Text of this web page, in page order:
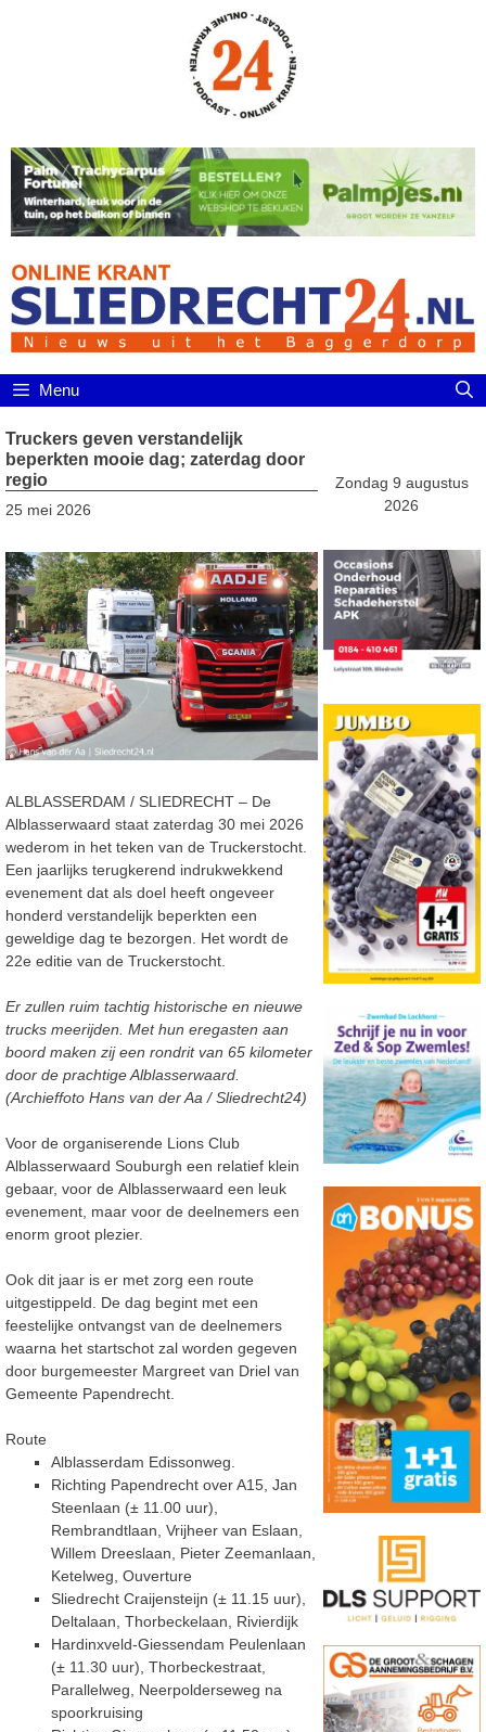
Menu
Truckers geven verstandelijk
beperkten mooie dag; zaterdag door
regio
25 mei 2026
ALBLASSERDAM / SLIEDRECHT – De
Alblasserwaard staat zaterdag 30 mei 2026
wederom in het teken van de Truckerstocht.
Een jaarlijks terugkerend indrukwekkend
evenement dat als doel heeft ongeveer
honderd verstandelijk beperkten een
geweldige dag te bezorgen. Het wordt de
22e editie van de Truckerstocht.
Er zullen ruim tachtig historische en nieuwe
trucks meerijden. Met hun eregasten aan
boord maken zij een rondrit van 65 kilometer
door de prachtige Alblasserwaard.
(Archieffoto Hans van der Aa / Sliedrecht24)
Voor de organiserende Lions Club
Alblasserwaard Souburgh een relatief klein
gebaar, voor de Alblasserwaard een leuk
evenement, maar voor de deelnemers een
enorm groot plezier.
Ook dit jaar is er met zorg een route
uitgestippeld. De dag begint met een
feestelijke ontvangst van de deelnemers
waarna het startschot zal worden gegeven
door burgemeester Margreet van Driel van
Gemeente Papendrecht.
Route
Alblasserdam Edissonweg.
Richting Papendrecht over A15, Jan
Steenlaan (± 11.00 uur),
Rembrandtlaan, Vrijheer van Eslaan,
Willem Dreeslaan, Pieter Zeemanlaan,
Ketelweg, Ouverture
Sliedrecht Craijensteijn (± 11.15 uur),
Deltalaan, Thorbeckelaan, Rivierdijk
Hardinxveld-Giessendam Peulenlaan
(± 11.30 uur), Thorbeckestraat,
Parallelweg, Neerpolderseweg na
spoorkruising
Zondag 9 augustus
2026